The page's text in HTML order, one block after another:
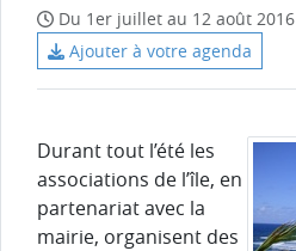
Du 1er juillet au 12 août 2016
Ajouter à votre agenda
Durant tout l’été les
associations de l’île, en
partenariat avec la
mairie, organisent des